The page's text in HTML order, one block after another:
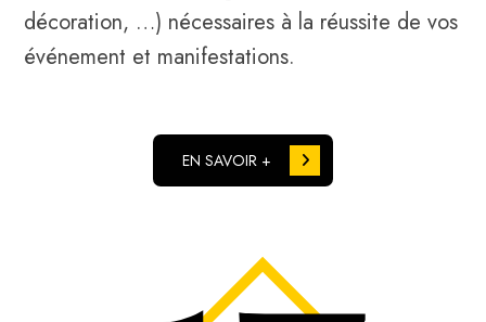
décoration, …) nécessaires à la réussite de vos
événement et manifestations.
EN SAVOIR +